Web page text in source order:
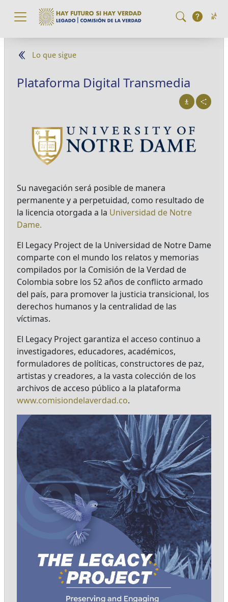
Pasar al contenido principal
Lo que sigue
Plataforma Digital Transmedia
Su navegación será posible de manera
permanente y a perpetuidad, como resultado de
la licencia otorgada a la Universidad de Notre
Dame.
El Legacy Project de la Universidad de Notre Dame
comparte con el mundo los relatos y memorias
compilados por la Comisión de la Verdad de
Colombia sobre los 52 años de conflicto armado
del país, para promover la justicia transicional, los
derechos humanos y la centralidad de las
víctimas.
El Legacy Project garantiza el acceso continuo a
investigadores, educadores, académicos,
formuladores de políticas, constructores de paz,
artistas y creadores, a la vasta colección de los
archivos de acceso público a la plataforma
www.comisiondelaverdad.co.